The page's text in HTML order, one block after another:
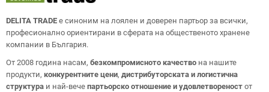
DELITA TRADE е синоним на лоялен и доверен партьор за всички,
професионално ориентирани в сферата на общественото хранене
компании в България.
От 2008 година насам, безкомпромисното качество на нашите
продукти, конкурентните цени, дистрибуторската и логистична
структура и най-вече партьорско отношение и удовлетвореност от